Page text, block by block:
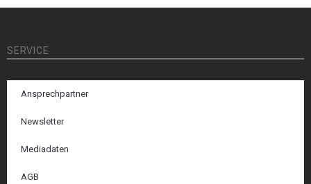
SERVICE
Ansprechpartner
Newsletter
Mediadaten
AGB